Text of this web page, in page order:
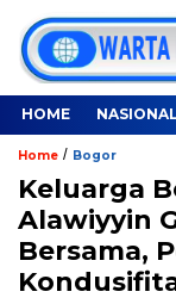
HOME NASIONAL
Home / Bogor
Keluarga
Alawiyyin
Bersama,